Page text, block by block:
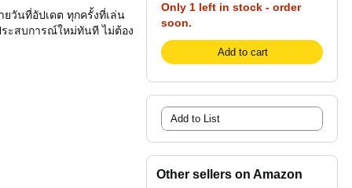
Only 1 left in stock - order
soon.
Add to cart
Add to List
Other sellers on Amazon
วันที่อัปเดต ทุกครั้งที่เล่น
ระสบการณ์ใหม่ทันที ไม่ต้อง